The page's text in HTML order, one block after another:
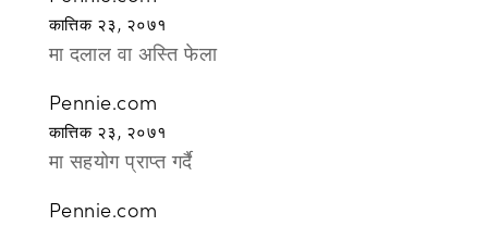
कात्तिक २३, २०७१
मा दलाल वा अस्ति फेला
Pennie.com
कात्तिक २३, २०७१
मा सहयोग प्राप्त गर्दै
Pennie.com